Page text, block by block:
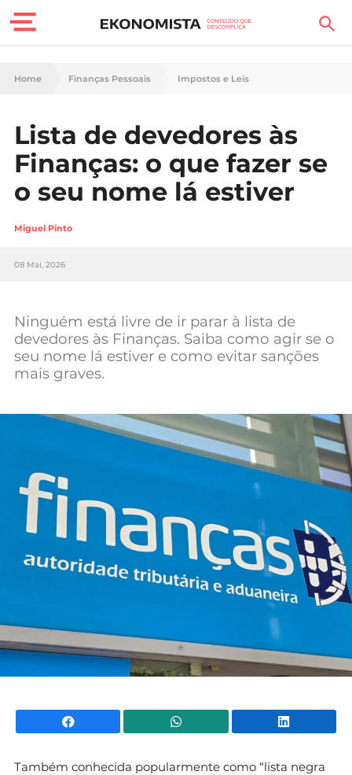
Finanças Pessoais
Carreira
Casa
Lifestyle
Sociedade
Negócios
Mundial 2026
Home Finanças Pessoais Impostos e Leis
Lista de devedores às
Finanças: o que fazer se
o seu nome lá estiver
Miguel Pinto
08 Mai, 2026
Ninguém está livre de ir parar à lista de
devedores às Finanças. Saiba como agir se o
seu nome lá estiver e como evitar sanções
mais graves.
Facebook WhatsApp
Também conhecida popularmente como “lista negra